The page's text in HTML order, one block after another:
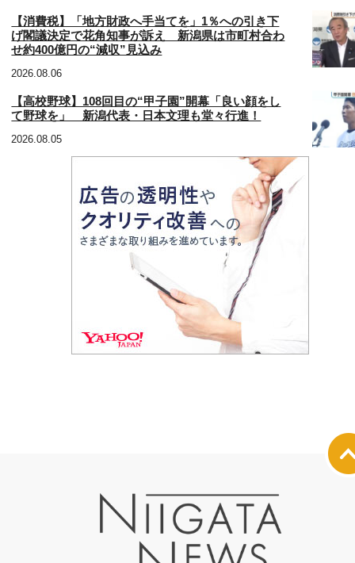
【消費税】「地方財政へ手当てを」1％への引き下
げ閣議決定で花角知事が訴え 新潟県は市町村合わ
せ約400億円の“減収”見込み
2026.08.06
【高校野球】108回目の“甲子園”開幕「良い顔をし
て野球を」 新潟代表・日本文理も堂々行進！
2026.08.05